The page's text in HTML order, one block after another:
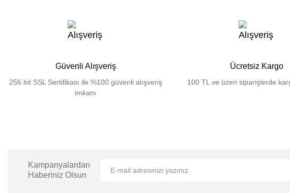
Güvenli Alışveriş
256 bit SSL Sertifikası ile %100 güvenli alışveriş
imkanı
Ücretsiz Kargo
100 TL ve üzeri siparişlerde
Kampanyalardan
Haberiniz Olsun